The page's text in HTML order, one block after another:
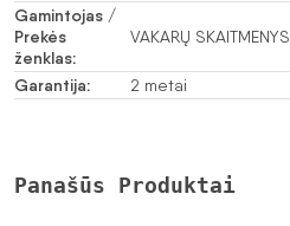
Gamintojas /
Prekės
ženklas:
VAKARŲ SKAITMENYS
Garantija: 2 metai
Panašūs Produktai